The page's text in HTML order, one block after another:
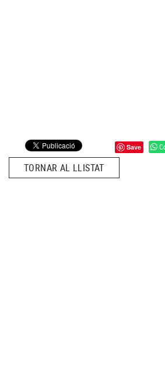
Save
TORNAR AL LLISTAT